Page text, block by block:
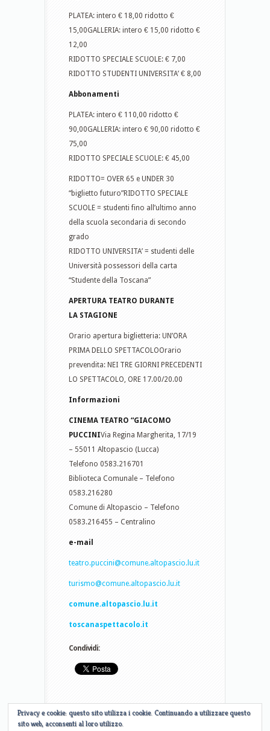
PLATEA: intero € 18,00 ridotto €
15,00GALLERIA: intero € 15,00 ridotto €
12,00
RIDOTTO SPECIALE SCUOLE: € 7,00
RIDOTTO STUDENTI UNIVERSITA’ € 8,00
Abbonamenti
PLATEA: intero € 110,00 ridotto €
90,00GALLERIA: intero € 90,00 ridotto €
75,00
RIDOTTO SPECIALE SCUOLE: € 45,00
RIDOTTO= OVER 65 e UNDER 30
“biglietto futuro”RIDOTTO SPECIALE
SCUOLE = studenti fino all’ultimo anno
della scuola secondaria di secondo
grado
RIDOTTO UNIVERSITA’ = studenti delle
Università possessori della carta
“Studente della Toscana”
APERTURA TEATRO DURANTE
LA STAGIONE
Orario apertura biglietteria: UN’ORA
PRIMA DELLO SPETTACOLOOrario
prevendita: NEI TRE GIORNI PRECEDENTI
LO SPETTACOLO, ORE 17.00/20.00
Informazioni
CINEMA TEATRO “GIACOMO
PUCCINIVia Regina Margherita, 17/19
– 55011 Altopascio (Lucca)
Telefono 0583.216701
Biblioteca Comunale – Telefono
0583.216280
Comune di Altopascio – Telefono
0583.216455 – Centralino
e-mail
teatro.puccini@comune.altopascio.lu.it
turismo@comune.altopascio.lu.it
comune.altopascio.lu.it
toscanaspettacolo.it
Condividi:
Privacy e cookie: questo sito utilizza i cookie. Continuando a utilizzare questo
sito web, acconsenti al loro utilizzo.